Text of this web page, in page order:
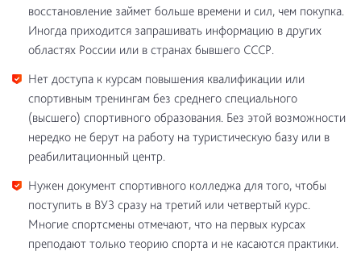
восстановление займет больше времени и сил, чем покупка.
Иногда приходится запрашивать информацию в других
областях России или в странах бывшего СССР.
Нет доступа к курсам повышения квалификации или
спортивным тренингам без среднего специального
(высшего) спортивного образования. Без этой возможности
нередко не берут на работу на туристическую базу или в
реабилитационный центр.
Нужен документ спортивного колледжа для того, чтобы
поступить в ВУЗ сразу на третий или четвертый курс.
Многие спортсмены отмечают, что на первых курсах
преподают только теорию спорта и не касаются практики.